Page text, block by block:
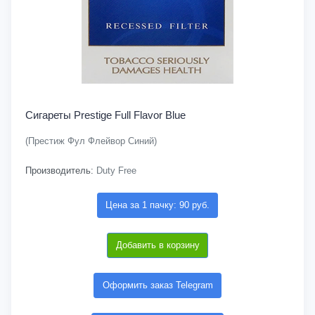
Сигареты Prestige Full Flavor Blue
(Престиж Фул Флейвор Синий)
Производитель: Duty Free
Цена за 1 пачку: 90 руб.
Добавить в корзину
Оформить заказ Telegram